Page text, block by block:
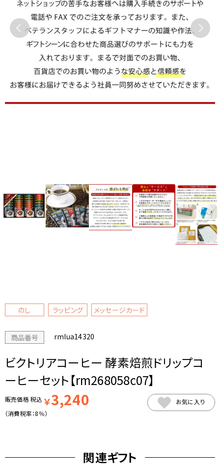
のし ラッピング メッセージカード
商品番号 rmlua14320
ビクトリアコーヒー 酵素焙煎ドリップコ
ーヒーセット【rm268058c07】
販売価格税込 ￥3,240
（消費税率：8％）
お気に入り
関連ギフト